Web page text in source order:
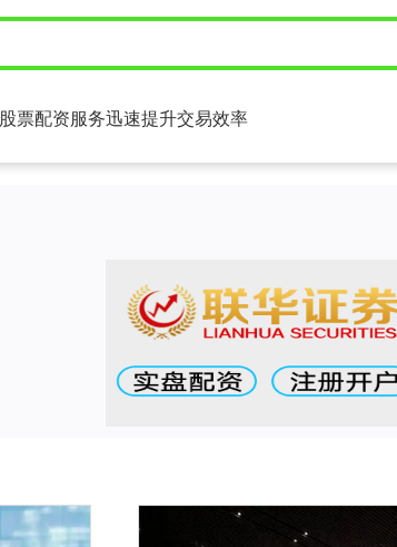
票配资服务迅速提升交易效率